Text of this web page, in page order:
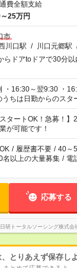
費全額支給
25万円
市
川口駅 / 川口元郷駅
らドアtoドアで30分
・16:30～翌9:30 ・
日勤からのスタート！ ※Wワーク希
仕事で希望する勤務
で週40時間を超える
スタートOK！急募！
が可能です！
/ 履歴書不要 / 40～
名以上の大量募集 / 電
応募する
日研トータルソーシング株式
、とりあえず保存し